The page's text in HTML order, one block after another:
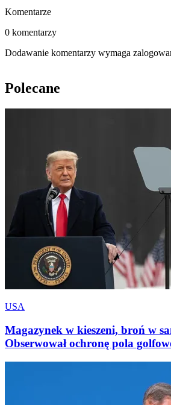
Komentarze
0 komentarzy
Dodawanie komentarzy wymaga
Polecane
USA
Magazynek w kieszeni, broń w
Obserwował ochronę pola